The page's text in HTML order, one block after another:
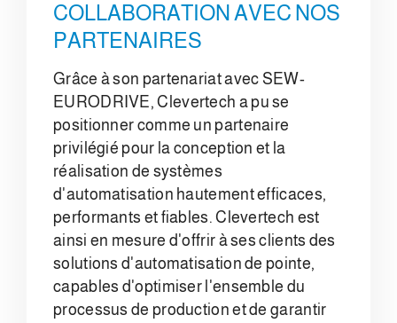
COLLABORATION AVEC NOS
PARTENAIRES
Grâce à son partenariat avec SEW-
EURODRIVE, Clevertech a pu se
positionner comme un partenaire
privilégié pour la conception et la
réalisation de systèmes
d'automatisation hautement efficaces,
performants et fiables. Clevertech est
ainsi en mesure d'offrir à ses clients des
solutions d'automatisation de pointe,
capables d'optimiser l'ensemble du
processus de production et de garantir